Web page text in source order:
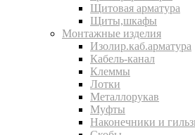
Щитовая арматура
Щиты,шкафы
Монтажные изделия
Изолир.каб.арматура
Кабель-канал
Клеммы
Лотки
Металлорукав
Муфты
Наконечники и